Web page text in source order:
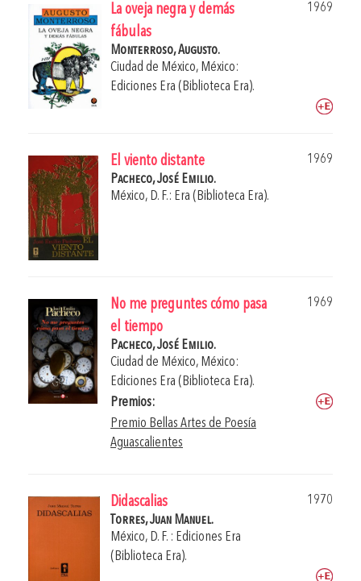
La oveja negra y demás
fábulas
1969
Monterroso, Augusto.
Ciudad de México, México:
Ediciones Era (Biblioteca Era).
El viento distante
1969
Pacheco, José Emilio.
México, D. F.: Era (Biblioteca Era).
No me preguntes cómo pasa
el tiempo
1969
Pacheco, José Emilio.
Ciudad de México, México:
Ediciones Era (Biblioteca Era).
Premios:
Premio Bellas Artes de Poesía
Aguascalientes
Didascalias
1970
Torres, Juan Manuel.
México, D. F. : Ediciones Era
(Biblioteca Era).